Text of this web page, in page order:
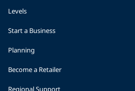
Levels
Start a Business
Planning
Become a Retailer
Regional Support